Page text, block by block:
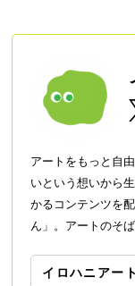
アートをもっと自
いという想いから
かるコンテンツを
ん」。アートのそ
イロハニアー